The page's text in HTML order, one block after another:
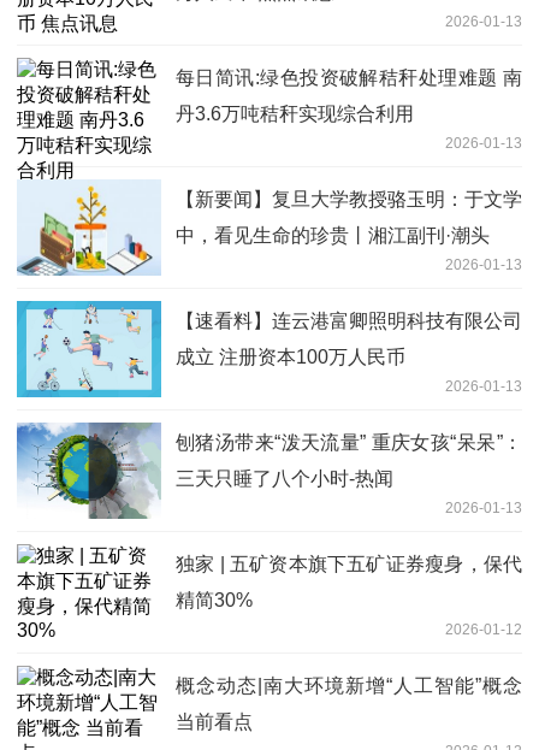
2026-01-13
每日简讯:绿色投资破解秸秆处理难题 南
丹3.6万吨秸秆实现综合利用
2026-01-13
【新要闻】复旦大学教授骆玉明：于文学
中，看见生命的珍贵丨湘江副刊·潮头
2026-01-13
【速看料】连云港富卿照明科技有限公司
成立 注册资本100万人民币
2026-01-13
刨猪汤带来“泼天流量” 重庆女孩“呆呆”：
三天只睡了八个小时-热闻
2026-01-13
独家 | 五矿资本旗下五矿证券瘦身，保代
精简30%
2026-01-12
概念动态|南大环境新增“人工智能”概念
当前看点